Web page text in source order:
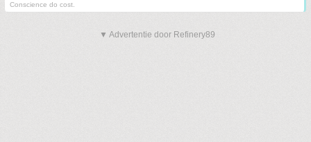
Conscience do cost.
▼ Advertentie door Refinery89